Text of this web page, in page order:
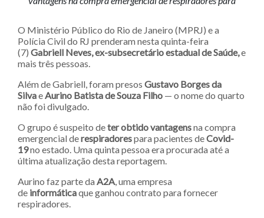
O Ministério Público do Rio de Janeiro (MPRJ) e a
Polícia Civil do RJ prenderam nesta quinta-feira
(7) Gabriell Neves, ex-subsecretário estadual de Saúde,e
mais três pessoas.
Além de Gabriell, foram presos Gustavo Borges da
SilvaeAurino Batista de Souza Filho — o nome do quarto
não foi divulgado.
O grupo é suspeito deter obtido vantagensna compra
emergencial derespiradorespara pacientes deCovid-
19no estado. Uma quinta pessoa era procurada até a
última atualização desta reportagem.
Aurino faz parte da A2A, uma empresa
de informáticaque ganhou contrato para fornecer
respiradores.